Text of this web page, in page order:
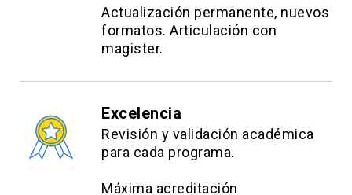
Actualización permanente, nuevos
formatos. Articulación con
magister.
Excelencia
Revisión y validación académica
para cada programa.
Máxima acreditación